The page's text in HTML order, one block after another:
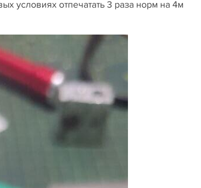
условиях отпечатать 3 раза норм на 4м